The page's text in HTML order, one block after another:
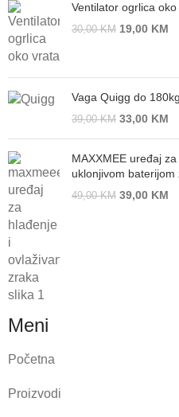
Ventilator ogrlica oko
30,00KM 19,00 KM
Vaga Quigg do 180kg
39,00KM 33,00 KM
MAXXMEE uređaj
uklonjivom baterijom
49,00KM 39,00 KM
Meni
Početna
Proizvodi